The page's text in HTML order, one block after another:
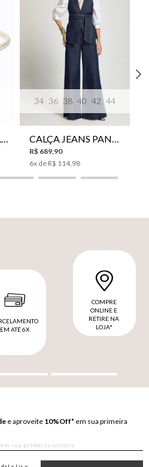
CINTO COURO LE LIS SUKI FEMININO
34 36 38 40 42 44
CALÇA JEANS PANTA WIDE LE LIS ISIS FEMININA
R$ 689,90
6x de R$ 114,98
EM ATÉ 6X
COMPRE
ONLINE E
RETIRE NA
LOJA*
e aproveite 10%Off* em sua primeira